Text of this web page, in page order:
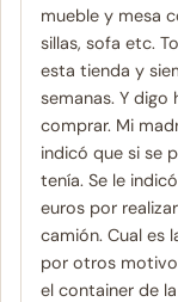
mueble y mesa
sillas, sofa etc.
esta tienda y
semanas. Y
comprar. Mi
indicó que si se
tenía. Se le
euros por
camión. Cual es
por otros
el container de